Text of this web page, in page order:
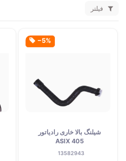
فیلتر
‎−5%
شیلنگ بالا خاری رادیاتور
405 ASIX
13582943